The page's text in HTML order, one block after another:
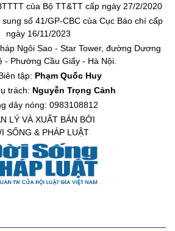
của Bộ TT&TT cấp ngày 27/2/2020
số 41/GP-CBC của Cục Báo chí cấp
ngày 16/11/2023
Ngôi Sao - Star Tower, đường Dương
- Phường Cầu Giấy - Hà Nội.
tập: Phạm Quốc Huy
trách: Nguyễn Trọng Cảnh
dây nóng: 0983108812
LÝ VÀ XUẤT BẢN BỞI
SỐNG & PHÁP LUẬT